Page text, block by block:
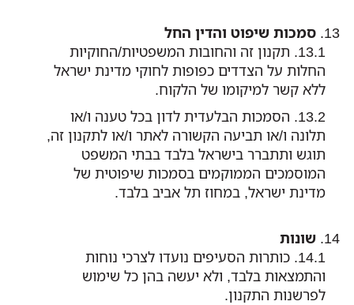
סמכות שיפוט והדין החל
תקנון זה והחובות המשפטיות/החוקיות
החלות על הצדדים כפופות לחוקי מדינת ישראל
ללא קשר למיקומו של הלקוח.
הסמכות הבלעדית לדון בכל טענה ו/או
תלונה ו/או תביעה הקשורה לאתר ו/או לתקנון זה,
תוגש ותתברר בישראל בלבד בבתי המשפט
המוסמכים הממוקמים בסמכות שיפוטית של
מדינת ישראל, במחוז תל אביב בלבד.
שונות
כותרות הסעיפים נועדו לצרכי נוחות
והתמצאות בלבד, ולא יעשה בהן כל שימוש
לפרשנות התקנון.